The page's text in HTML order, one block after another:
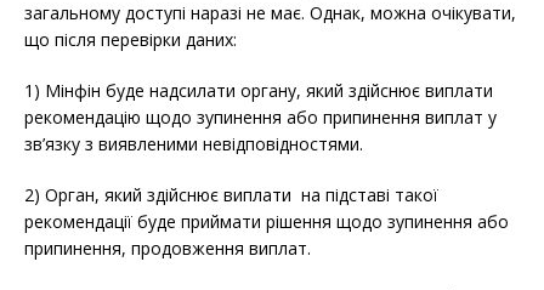
загальному доступі наразі не має. Однак, можна очікувати,
що після перевірки даних:
1) Мінфін буде надсилати органу, який здійснює виплати
рекомендацію щодо зупинення або припинення виплат у
зв’язку з виявленими невідповідностями.
2) Орган, який здійснює виплати на підставі такої
рекомендації буде приймати рішення щодо зупинення або
припинення, продовження виплат.